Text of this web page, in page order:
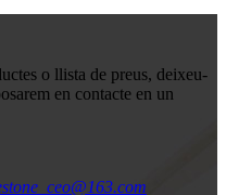
o llista de preus, deixeu-
en contacte en un